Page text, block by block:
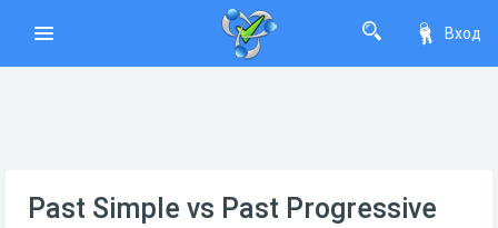
Вход
Past Simple vs Past Progressive